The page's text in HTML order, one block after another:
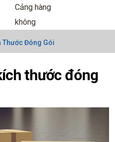
Cảng hàng
không
Thước Đóng Gói
thước đóng